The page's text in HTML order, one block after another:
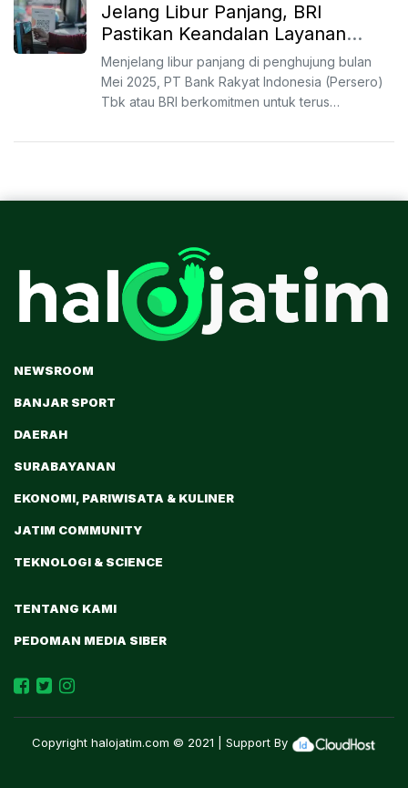
Jelang Libur Panjang, BRI
Pastikan Keandalan Layanan
Lewat 1,19 Juta AgenBRILink, 742
Ribu Jaringan E-Channel dan
Super App BRImo
Menjelang libur panjang di penghujung bulan
Mei 2025, PT Bank Rakyat Indonesia (Persero)
Tbk atau BRI berkomitmen untuk terus
NEWSROOM
BANJAR SPORT
DAERAH
SURABAYANAN
EKONOMI, PARIWISATA & KULINER
JATIM COMMUNITY
TEKNOLOGI & SCIENCE
TENTANG KAMI
PEDOMAN MEDIA SIBER
Copyright halojatim.com © 2021 | Support By